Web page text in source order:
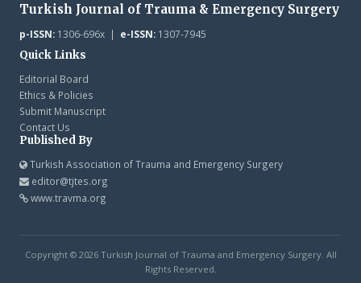
Turkish Journal of Trauma & Emergency Surgery
p-ISSN:1306-696x | e-ISSN:1307-7945
Quick Links
Editorial Board
Ethics & Policies
Submit Manuscript
Contact Us
Published By
Turkish Association of Trauma and Emergency Surgery
editor@tjtes.org
www.travma.org
Copyright © 2026 Turkish Journal of Trauma and Emergency Surgery. All
Rights Reserved.